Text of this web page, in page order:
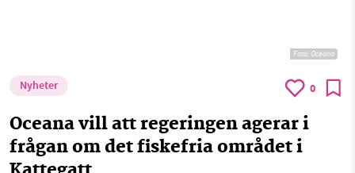
Foto: Oceana
Nyheter 0
Oceana vill att regeringen agerar i
frågan om det fiskefria området i